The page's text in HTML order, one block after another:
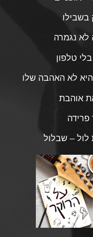
בשבילו
לא נגמרה
טלפון
לא האהבה שלו
אוהבת
פרידה
לול – שבלול